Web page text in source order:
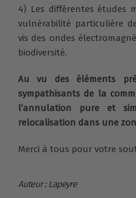
4) Les différentes études
vulnérabilité particulière
vis des ondes
biodiversité.
Au vu des éléments
sympathisants de la
l’annulation pure et
relocalisation dans une
Merci à tous pour votre
Auteur : Lapeyre